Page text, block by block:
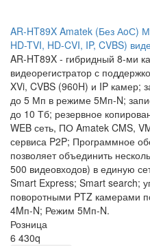
AR-HT89X Amatek (Без АoС)
HD-TVI, HD-CVI, IP, CVBS)
AR-HT89X - гибридный 8-ми
видеорегистратор с
XVi, CVBS (960H) и IP камер;
до 5 Мп в режиме 5Мп-N;
до 10 Тб; резервное
WEB сеть, ПО Amatek CMS,
сервиса P2P; Программное
позволяет объединить
500 видеовходов) в единую
Smart Express; Smart search;
поворотными PTZ камерами
4Mп-N; Режим 5Мп-N.
Розница
6 430q